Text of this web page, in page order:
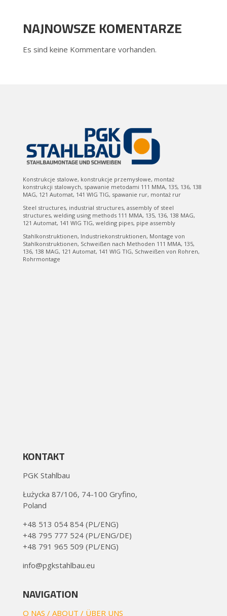
NAJNOWSZE KOMENTARZE
Es sind keine Kommentare vorhanden.
Konstrukcje stalowe, konstrukcje przemysłowe, montaż
konstrukcji stalowych, spawanie metodami 111 MMA, 135, 136, 138
MAG, 121 Automat, 141 WIG TIG, spawanie rur, montaż rur
Steel structures, industrial structures, assembly of steel
structures, welding using methods 111 MMA, 135, 136, 138 MAG,
121 Automat, 141 WIG TIG, welding pipes, pipe assembly
Stahlkonstruktionen, Industriekonstruktionen, Montage von
Stahlkonstruktionen, Schweißen nach Methoden 111 MMA, 135,
136, 138 MAG, 121 Automat, 141 WIG TIG, Schweißen von Rohren,
Rohrmontage
KONTAKT
PGK Stahlbau
Łużycka 87/106, 74-100 Gryfino,
Poland
+48 513 054 854 (PL/ENG)
+48 795 777 524 (PL/ENG/DE)
+48 791 965 509 (PL/ENG)
info@pgkstahlbau.eu
NAVIGATION
O NAS / ABOUT / ÜBER UNS